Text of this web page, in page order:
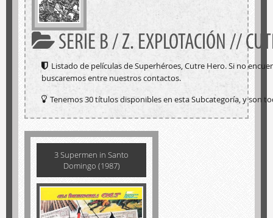
SERIE B / Z. EXPLOTACIÓN //
Listado de películas de Superhéroes, Cutre Hero. Si no
buscaremos entre nuestros contactos.
Tenemos 30 títulos disponibles en esta Subcategoría, y son
3 Supermen in Santo
Domingo (1987)